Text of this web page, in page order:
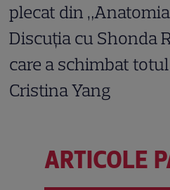
plecat din „Anatomia
Discuția cu Shonda
care a schimbat
Cristina Yang
ARTICOLE